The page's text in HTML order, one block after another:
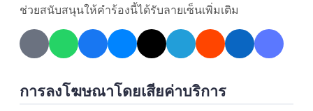
támogatásokra.
4. Jogbiztonságot és emberi méltóságot minden
diagnózisa.
ช่วยสนับสนุนให้คำร้องนี้ได้รับลายเซ็นเพิ่มเติม
การลงโฆษณาโดยเสียค่าบริการ